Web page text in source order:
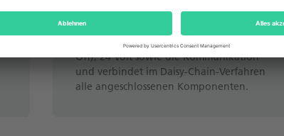
Servowechselrichters ihD ist sein hybrides
Verkabelungskonzept. Ein Kabel überträgt
gleichermaßen Leistung, STO (Safe Torque
Off), 24 Volt sowie die Kommunikation
und verbindet im Daisy-Chain-Verfahren
alle angeschlossenen Komponenten.